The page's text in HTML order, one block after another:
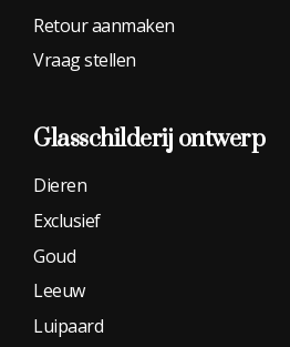
Retour aanmaken
Vraag stellen
Glasschilderij ontwerp
Dieren
Exclusief
Goud
Leeuw
Luipaard